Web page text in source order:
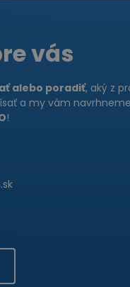
vás
alebo poradiť, aký z
a my vám
!